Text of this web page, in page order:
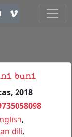
buni
2018
,
dili,